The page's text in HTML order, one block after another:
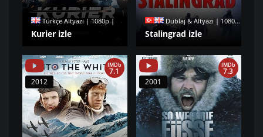
Türkçe Altyazı | 1080p |
Kurier izle
Dublaj & Altyazı | 1080p |
Stalingrad izle
IMDb
7.1
2012
IMDb
7.3
2001